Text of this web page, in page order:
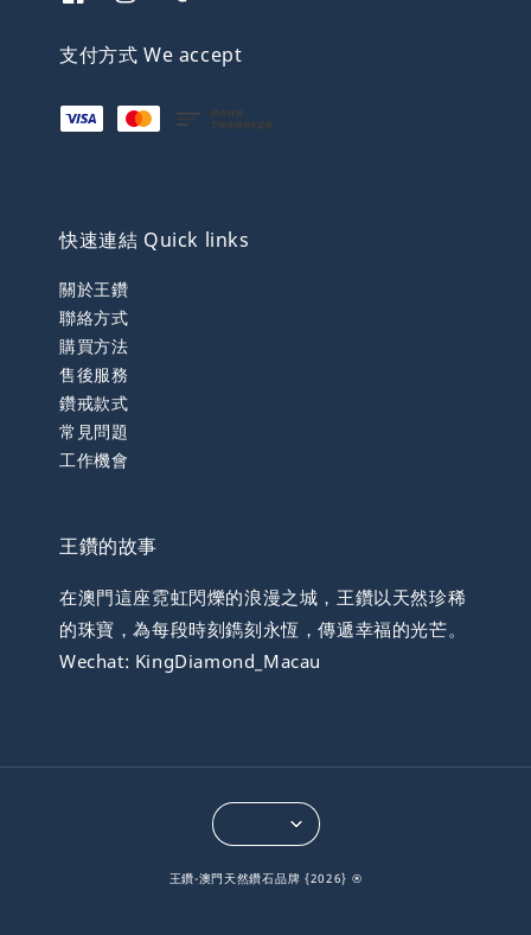
支付方式 We accept
快速連結 Quick links
關於王鑽
聯絡方式
購買方法
售後服務
鑽戒款式
常見問題
工作機會
王鑽的故事
在澳門這座霓虹閃爍的浪漫之城，王鑽以天然珍稀
的珠寶，為每段時刻鐫刻永恆，傳遞幸福的光芒。
Wechat: KingDiamond_Macau
王鑽-澳門天然鑽石品牌 {2026} ®